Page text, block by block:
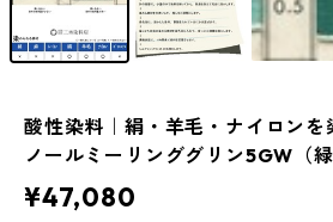
酸性染料｜絹・羊毛・ナイロン
ノールミーリンググリン5GW（緑
¥47,080